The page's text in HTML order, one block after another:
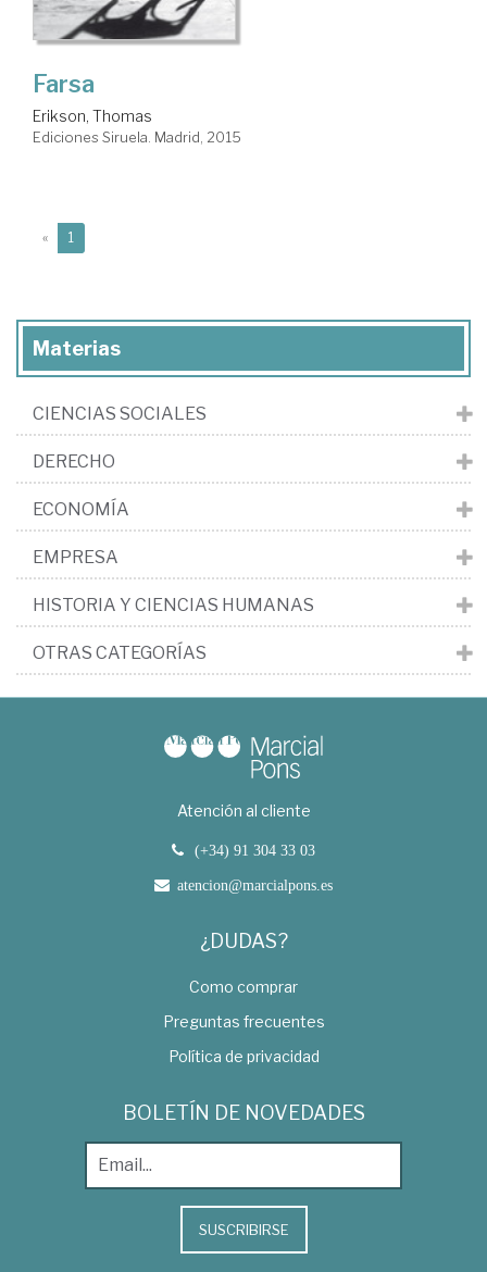
Farsa
Erikson, Thomas
Ediciones Siruela. Madrid, 2015
« 1
Materias
CIENCIAS SOCIALES
DERECHO
ECONOMÍA
EMPRESA
HISTORIA Y CIENCIAS HUMANAS
OTRAS CATEGORÍAS
Atención al cliente
(+34) 91 304 33 03
atencion@marcialpons.es
¿DUDAS?
Como comprar
Preguntas frecuentes
Política de privacidad
BOLETÍN DE NOVEDADES
SUSCRIBIRSE